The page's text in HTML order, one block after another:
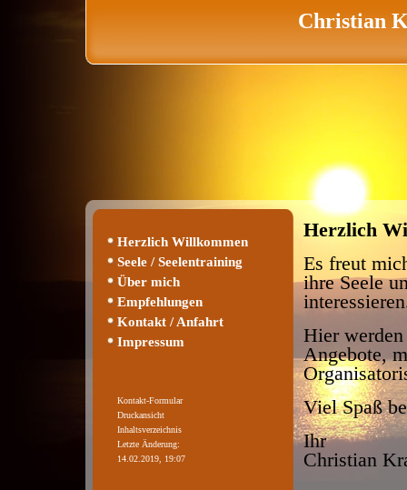
Christian
Herzlich
Es freut
ihre Seele
Hier
Angebote,
Viel Spaß
Ihr
Christian
Herzlich Willkommen
Seele / Seelentraining
Über mich
Empfehlungen
Kontakt / Anfahrt
Impressum
Kontakt-Formular
Druckansicht
Inhaltsverzeichnis
Letzte Änderung:
14.02.2019, 19:07